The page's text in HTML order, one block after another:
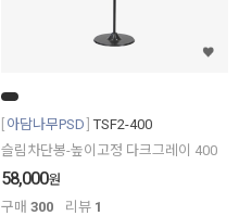
아담나무PSD TSF2-400
슬림차단봉-높이고정 다크그레이 400
58,000원
구매 300 리뷰 1